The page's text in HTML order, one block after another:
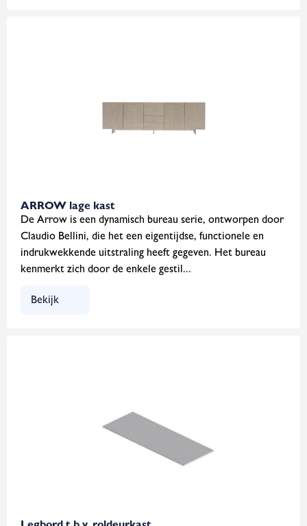
ARROW lage kast
De Arrow is een dynamisch bureau serie, ontworpen door
Claudio Bellini, die het een eigentijdse, functionele en
indrukwekkende uitstraling heeft gegeven. Het bureau
kenmerkt zich door de enkele gestil...
Bekijk